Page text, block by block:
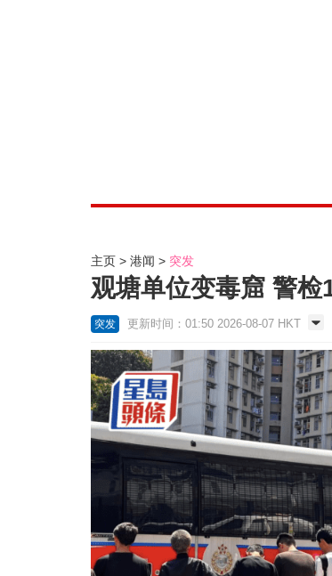
主页 港闻 突发
观塘单位变毒窟 警
突发 更新时间：01:50 2026-08-07 HKT